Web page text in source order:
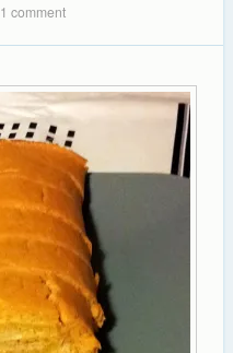
1 comment